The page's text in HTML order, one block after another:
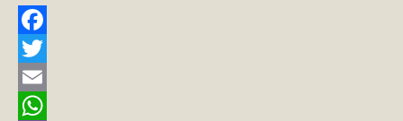
Facebook
Twitter
Email